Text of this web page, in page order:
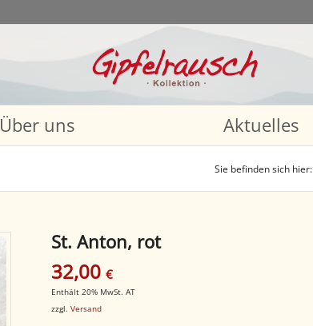
Über uns Aktuelles
Sie befinden sich hier:
St. Anton, rot
32,00€
Enthält 20% MwSt. AT
zzgl.Versand